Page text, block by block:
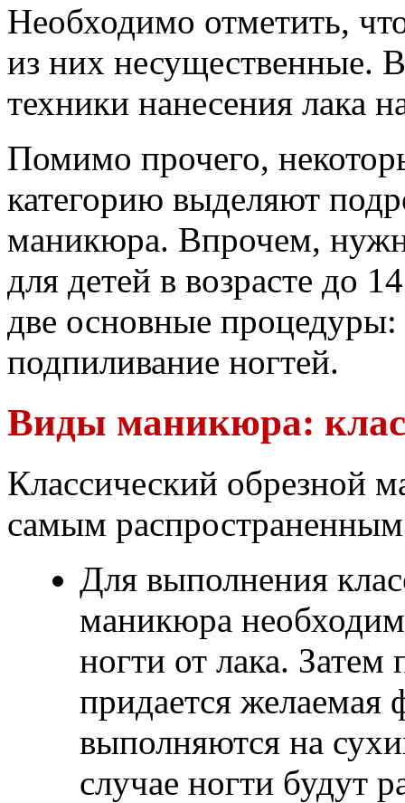
Необходимо отметить,
из них несущественные.
техники нанесения лака
Помимо прочего,
категорию выделяют
маникюра. Впрочем,
для детей в возрасте до
две основные процедуры:
подпиливание ногтей.
Виды маникюра:
Классический обрезной
самым
Для выполнения
маникюра
ногти от лака.
придается
выполняются на
случае ногти будут